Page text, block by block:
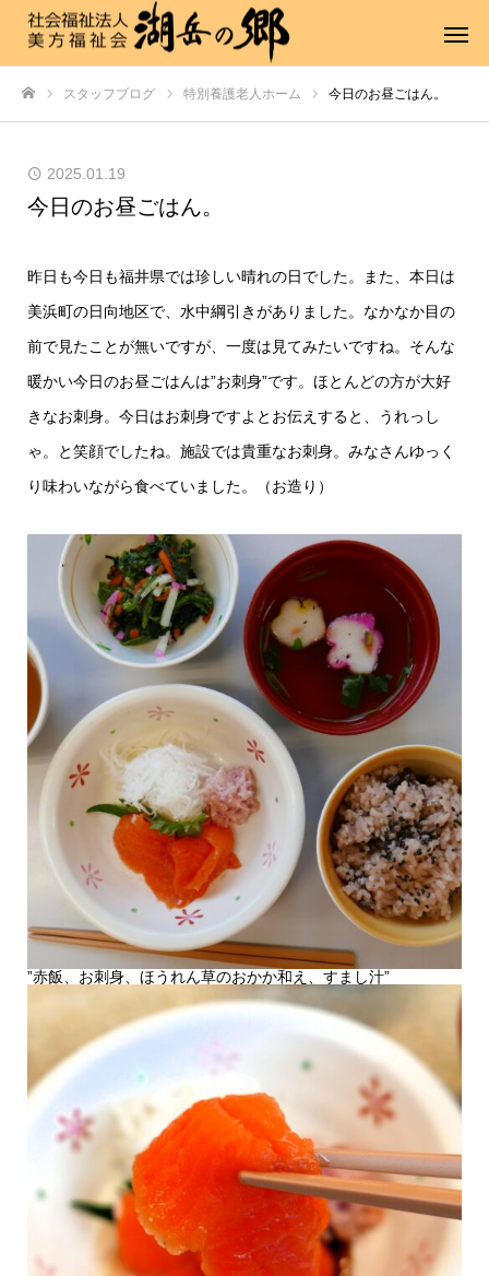
スタッフブログ 特別養護老人ホーム 今日のお昼ごはん。
2025.01.19
今日のお昼ごはん。
昨日も今日も福井県では珍しい晴れの日でした。また、本日は
美浜町の日向地区で、水中綱引きがありました。なかなか目の
前で見たことが無いですが、一度は見てみたいですね。そんな
暖かい今日のお昼ごはんは”お刺身”です。ほとんどの方が大好
きなお刺身。今日はお刺身ですよとお伝えすると、うれっし
ゃ。と笑顔でしたね。施設では貴重なお刺身。みなさんゆっく
り味わいながら食べていました。（お造り）
”赤飯、お刺身、ほうれん草のおかか和え、すまし汁”